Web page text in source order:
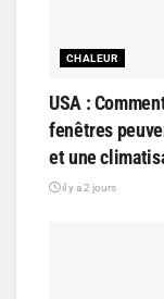
CHALEUR
USA :
fenêtres
et une
il y a 2 jours